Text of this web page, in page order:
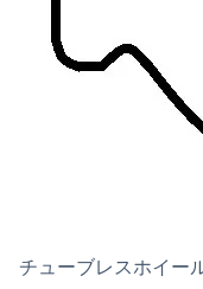
チューブレスホイー